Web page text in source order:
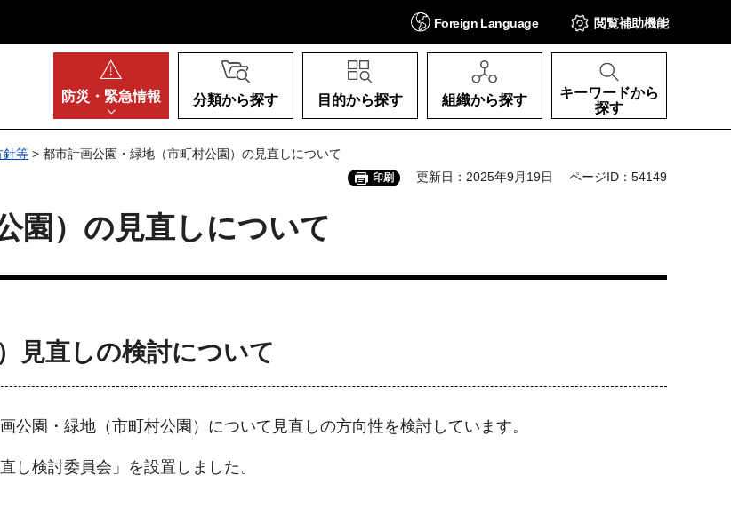
Foreign Language 閲覧補助機能
防災・ 緊急情報 分類から探す 目的から探す 組織から探す
キーワードから
探す
針等 > 都市計画公園・緑地（市町村公園）の見直しについて
印刷 更新日：2025年9月19日 ページID：54149
園）の見直しについて
見直しの検討について
園・緑地（市町村公園）について見直しの方向性を検討しています。
し検討委員会」を設置しました。